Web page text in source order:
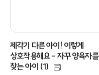
제각기 다른 아이! 이렇게
상호작용해요 - 자꾸 양육자를
찾는 아이 (1)